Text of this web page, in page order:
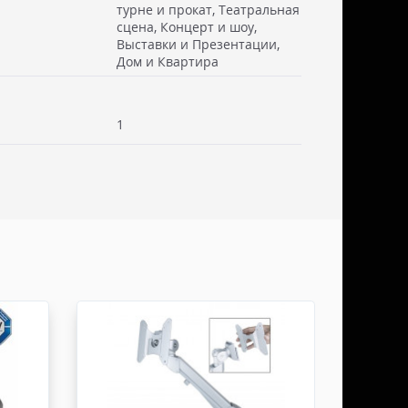
см. Стоимость доставки включаем в товар.
от суммы заказа не менее 50.000 руб,
не более 100х100х80 см. Заявку оформляет
быть приложена доверенность. Документы
турне и прокат, Театральная
сцена, Концерт и шоу,
Выставки и Презентации,
Дом и Квартира
1